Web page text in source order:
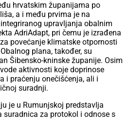
hrvatskim županijama po
a i među prvima je na
upravljanja obalnim
AdriAdapt, pri čemu je izrađena
povećanje klimatske otpornosti
plana, također, su
Šibensko-kninske županije. Osim
aktivnosti koje doprinose
i praćenju onečišćenja, ali i
suradnji.
je u Rumunjskoj predstavlja
suradnica za protokol i odnose s